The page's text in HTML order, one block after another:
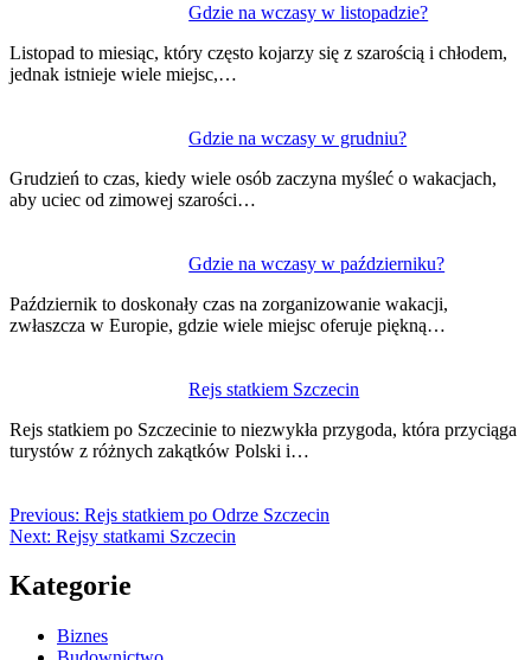
Gdzie na wczasy w listopadzie?
Listopad to miesiąc, który często kojarzy się z szarością i chłodem,
jednak istnieje wiele miejsc,…
Gdzie na wczasy w grudniu?
Grudzień to czas, kiedy wiele osób zaczyna myśleć o wakacjach,
aby uciec od zimowej szarości…
Gdzie na wczasy w październiku?
Październik to doskonały czas na zorganizowanie wakacji,
zwłaszcza w Europie, gdzie wiele miejsc oferuje piękną…
Rejs statkiem Szczecin
Rejs statkiem po Szczecinie to niezwykła przygoda, która przyciąga
turystów z różnych zakątków Polski i…
Previous: Rejs statkiem po Odrze Szczecin
Next: Rejsy statkami Szczecin
Kategorie
Biznes